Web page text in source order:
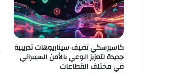
كاسبرسكي تضيف سيناريوهات تدريبية
جديدة لتعزيز الوعي بالأمن السيبراني
في مختلف القطاعات